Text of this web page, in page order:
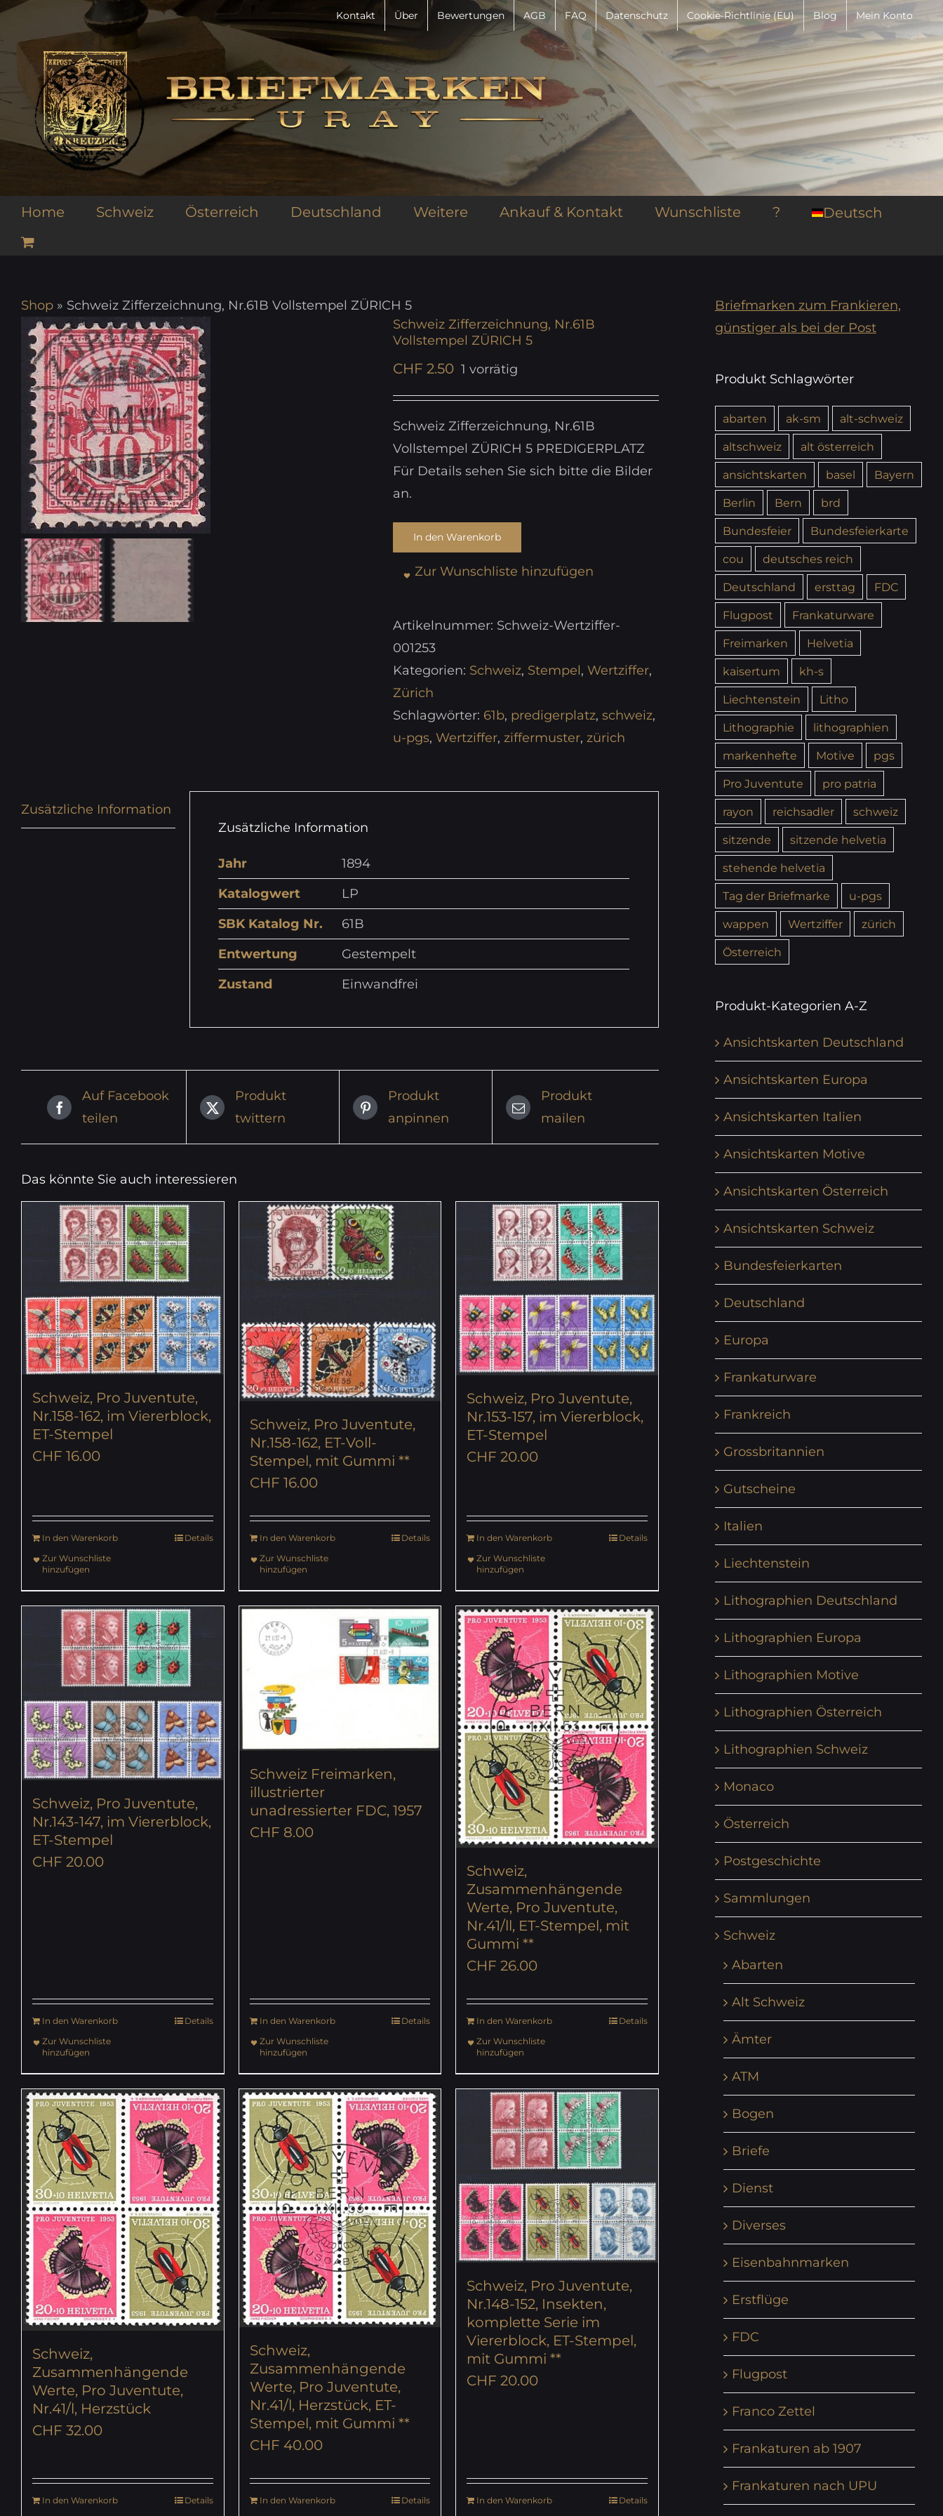
Zum
springen
Kontakt Über Bewertungen AGB FAQ Datenschutz Cookie-Richtlinie (EU) Blog Mein Konto
Home Schweiz Österreich Deutschland Weitere Ankauf & Kontakt Wunschliste ? Deutsch
Shop » Schweiz Zifferzeichnung, Nr.61B Vollstempel ZÜRICH 5
Schweiz Zifferzeichnung, Nr.61B
Vollstempel ZÜRICH 5
CHF 2.50 1 vorrätig
Schweiz Zifferzeichnung, Nr.61B
Vollstempel ZÜRICH 5 PREDIGERPLATZ
Für Details sehen Sie sich bitte die Bilder
an.
In den Warenkorb
Zur Wunschliste hinzufügen
Artikelnummer: Schweiz-Wertziffer-
001253
Kategorien: Schweiz, Stempel, Wertziffer,
Zürich
Schlagwörter: 61b, predigerplatz, schweiz,
u-pgs, Wertziffer, ziffermuster, zürich
Zusätzliche Information
Zusätzliche Information
Jahr
1894
Katalogwert
LP
SBK Katalog Nr.
61B
Entwertung
Gestempelt
Zustand
Einwandfrei
Auf Facebook
teilen
Produkt
twittern
Produkt
anpinnen
Produkt
mailen
Das könnte Sie auch interessieren
Schweiz, Pro Juventute,
Nr.158-162, im Viererblock,
ET-Stempel
CHF 16.00
In den Warenkorb
Details
Zur Wunschliste
hinzufügen
Schweiz, Pro Juventute,
Nr.158-162, ET-Voll-
Stempel, mit Gummi **
CHF 16.00
In den Warenkorb
Details
Zur Wunschliste
hinzufügen
Schweiz, Pro Juventute,
Nr.153-157, im Viererblock,
ET-Stempel
CHF 20.00
In den Warenkorb
Details
Zur Wunschliste
hinzufügen
Schweiz, Pro Juventute,
Nr.143-147, im Viererblock,
ET-Stempel
CHF 20.00
In den Warenkorb
Details
Zur Wunschliste
hinzufügen
Schweiz Freimarken,
illustrierter
unadressierter FDC, 1957
CHF 8.00
In den Warenkorb
Details
Zur Wunschliste
hinzufügen
Schweiz,
Zusammenhängende
Werte, Pro Juventute,
Nr.41/ll, ET-Stempel, mit
Gummi **
CHF 26.00
In den Warenkorb
Details
Zur Wunschliste
hinzufügen
Schweiz,
Zusammenhängende
Werte, Pro Juventute,
Nr.41/l, Herzstück
CHF 32.00
In den Warenkorb
Details
Schweiz,
Zusammenhängende
Werte, Pro Juventute,
Nr.41/l, Herzstück, ET-
Stempel, mit Gummi **
CHF 40.00
In den Warenkorb
Details
Schweiz, Pro Juventute,
Nr.148-152, Insekten,
komplette Serie im
Viererblock, ET-Stempel,
mit Gummi **
CHF 20.00
In den Warenkorb
Details
Briefmarken zum Frankieren,
günstiger als bei der Post
Produkt Schlagwörter
abarten ak-sm
alt-schweiz
altschweiz
alt österreich
ansichtskarten
basel
Bayern
Berlin
Bern
brd
Bundesfeier
Bundesfeierkarte
cou
deutsches reich
Deutschland
ersttag
FDC
Flugpost
Frankaturware
Freimarken
Helvetia
kaisertum
kh-s
Liechtenstein
Litho
Lithographie
lithographien
markenhefte
Motive
pgs
Pro Juventute
pro patria
rayon
reichsadler
schweiz
sitzende
sitzende helvetia
stehende helvetia
Tag der Briefmarke
u-pgs
wappen
Wertziffer
zürich
Österreich
Produkt-Kategorien A-Z
Ansichtskarten Deutschland
Ansichtskarten Europa
Ansichtskarten Italien
Ansichtskarten Motive
Ansichtskarten Österreich
Ansichtskarten Schweiz
Bundesfeierkarten
Deutschland
Europa
Frankaturware
Frankreich
Grossbritannien
Gutscheine
Italien
Liechtenstein
Lithographien Deutschland
Lithographien Europa
Lithographien Motive
Lithographien Österreich
Lithographien Schweiz
Monaco
Österreich
Postgeschichte
Sammlungen
Schweiz
Abarten
Alt Schweiz
Ämter
ATM
Bogen
Briefe
Dienst
Diverses
Eisenbahnmarken
Erstflüge
FDC
Flugpost
Franco Zettel
Frankaturen ab 1907
Frankaturen nach UPU